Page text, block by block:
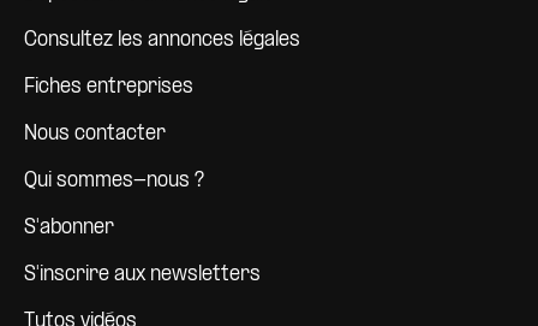
Consultez les annonces légales
Fiches entreprises
Nous contacter
Qui sommes-nous ?
S'abonner
S'inscrire aux newsletters
Tutos vidéos